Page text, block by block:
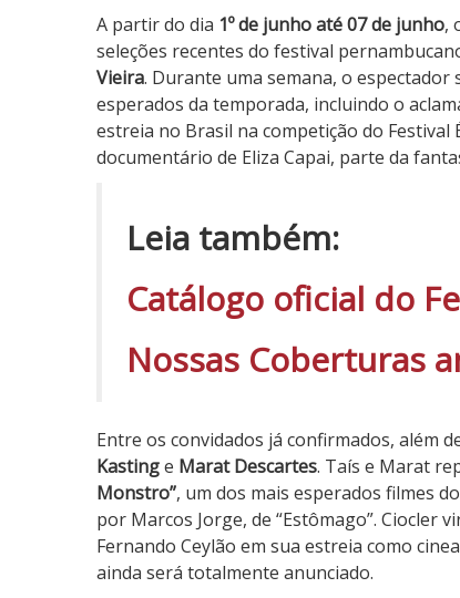
A partir do dia 1º de junho até 07 de junho,
seleções recentes do festival
Vieira. Durante uma semana, o
esperados da temporada, incluindo o
estreia no Brasil na competição do Festival
documentário de Eliza Capai, parte da
Leia também:
Catálogo oficial do
Nossas Coberturas
Entre os convidados já confirmados, além
Kastinge Marat Descartes. Taís e Marat
Monstro”, um dos mais esperados filmes
por Marcos Jorge, de “Estômago”. Ciocler
Fernando Ceylão em sua estreia como
ainda será totalmente anunciado.